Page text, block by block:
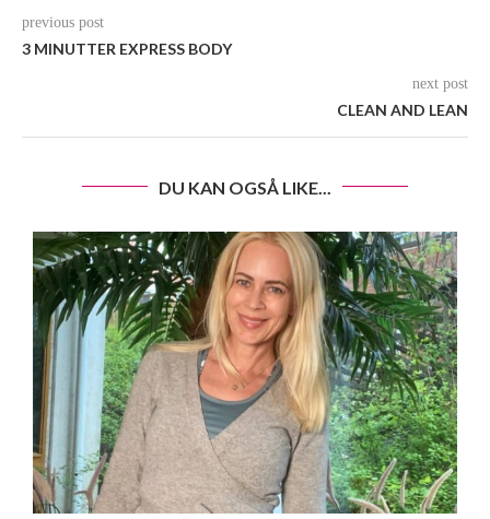
previous post
3 MINUTTER EXPRESS BODY
next post
CLEAN AND LEAN
DU KAN OGSÅ LIKE...